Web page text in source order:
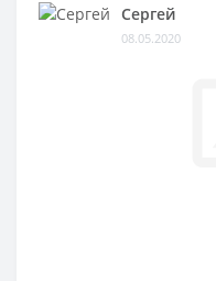
Сергей
08.05.2020